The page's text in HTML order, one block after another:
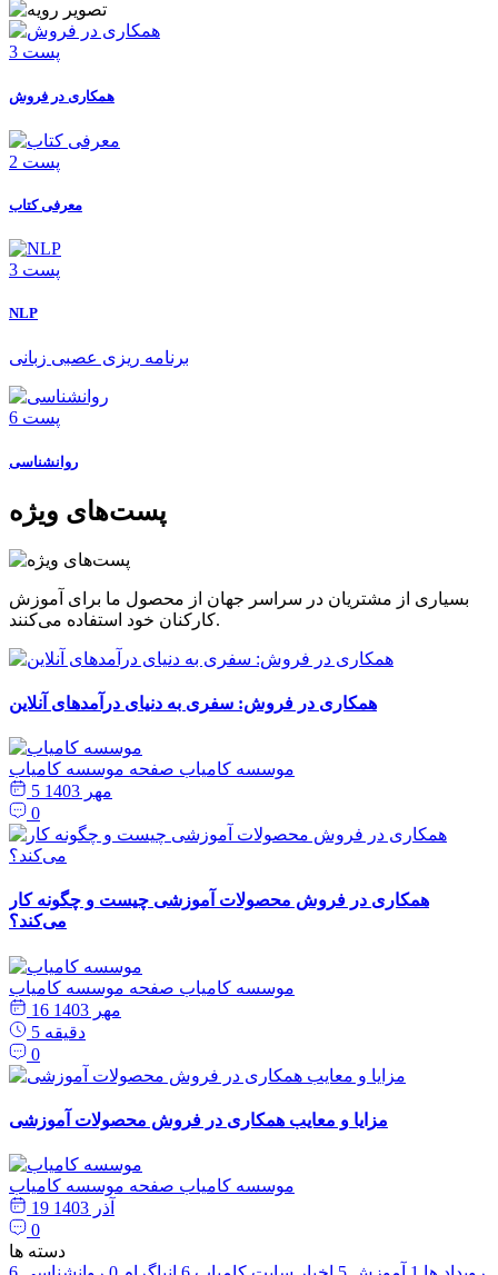
3 پست
همکاری در فروش
2 پست
معرفی کتاب
3 پست
NLP
برنامه ریزی عصبی زبانی
6 پست
روانشناسی
پست‌های ویژه
بسیاری از مشتریان در سراسر جهان از محصول ما برای آموزش
کارکنان خود استفاده می‌کنند.
همکاری در فروش: سفری به دنیای درآمدهای آنلاین
موسسه کامیاب صفحه موسسه کامیاب
5 مهر 1403
0
همکاری در فروش محصولات آموزشی چیست و چگونه کار
می‌کند؟
موسسه کامیاب صفحه موسسه کامیاب
16 مهر 1403
5 دقیقه
0
مزایا و معایب همکاری در فروش محصولات آموزشی
موسسه کامیاب صفحه موسسه کامیاب
19 آذر 1403
0
دسته ها